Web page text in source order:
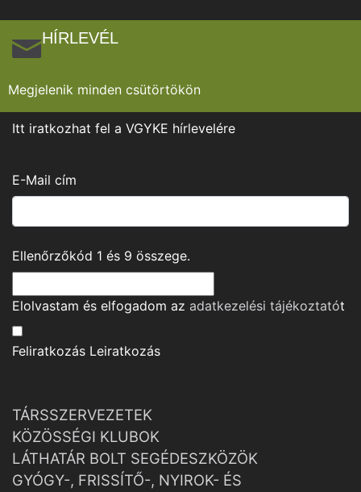
HÍRLEVÉL
Megjelenik minden csütörtökön
Itt iratkozhat fel a VGYKE hírlevelére
E-Mail cím
Ellenőrzőkód 1 és 9 összege.
Elolvastam és elfogadom az adatkezelési tájékoztatót
Feliratkozás Leiratkozás
TÁRSSZERVEZETEK
KÖZÖSSÉGI KLUBOK
LÁTHATÁR BOLT SEGÉDESZKÖZÖK
GYÓGY-, FRISSÍTŐ-, NYIROK- ÉS